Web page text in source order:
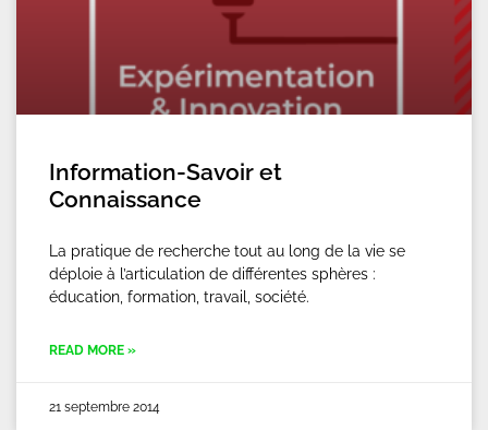
Information-Savoir et
Connaissance
La pratique de recherche tout au long de la vie se
déploie à l’articulation de différentes sphères :
éducation, formation, travail, société.
READ MORE »
21 septembre 2014